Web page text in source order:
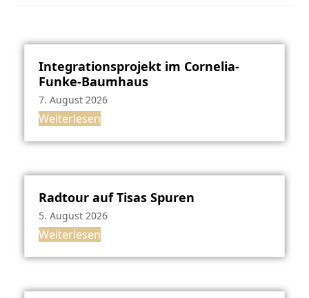
Integrationsprojekt im Cornelia-
Funke-Baumhaus
7. August 2026
Weiterlesen
Radtour auf Tisas Spuren
5. August 2026
Weiterlesen